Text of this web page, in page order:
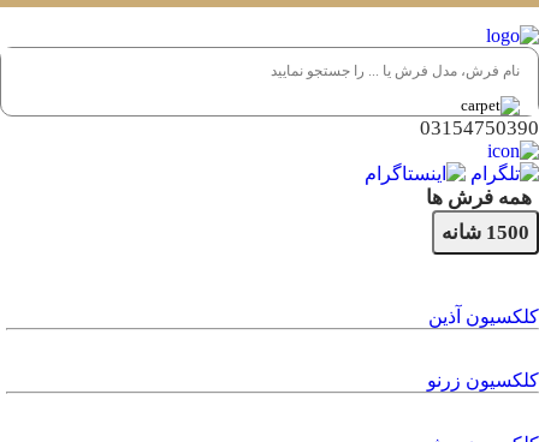
03154750390
همه فرش ها
1500 شانه
کلکسیون آذین
کلکسیون زرنو